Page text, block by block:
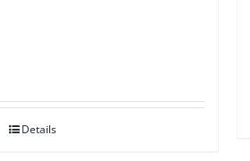
Details